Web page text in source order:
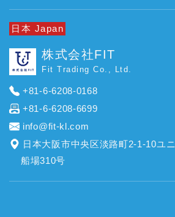
日本 Japan
株式会社FIT
Fit Trading Co., Ltd.
+81-6-6208-0168
+81-6-6208-6699
info@fit-kl.com
日本大阪市中央区淡路町2-1-10ユニ
船場310号